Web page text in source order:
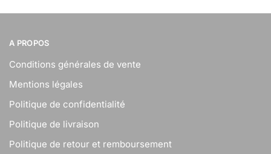
A PROPOS
Conditions générales de vente
Mentions légales
Politique de confidentialité
Politique de livraison
Politique de retour et remboursement